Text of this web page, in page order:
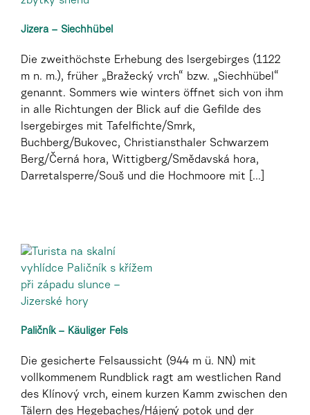
Jizera – Siechhübel
Die zweithöchste Erhebung des Isergebirges (1122
m n. m.), früher „Bražecký vrch“ bzw. „Siechhübel“
genannt. Sommers wie winters öffnet sich von ihm
in alle Richtungen der Blick auf die Gefilde des
Isergebirges mit Tafelfichte/Smrk,
Buchberg/Bukovec, Christiansthaler Schwarzem
Berg/Černá hora, Wittigberg/Smědavská hora,
Darretalsperre/Souš und die Hochmoore mit [...]
Paličník – Käuliger Fels
Die gesicherte Felsaussicht (944 m ü. NN) mit
vollkommenem Rundblick ragt am westlichen Rand
des Klínový vrch, einem kurzen Kamm zwischen den
Tälern des Hegebaches/Hájený potok und der